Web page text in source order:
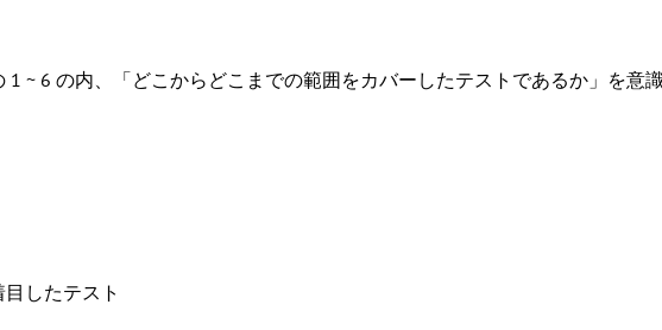
~ 6 の内、「どこからどこまでの範囲をカバーしたテストであるか」を意
目したテスト